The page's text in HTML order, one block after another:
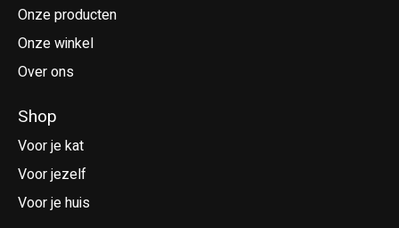
Onze producten
Onze winkel
Over ons
Shop
Voor je kat
Voor jezelf
Voor je huis